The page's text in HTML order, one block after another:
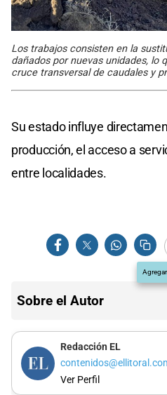
Los trabajos consisten en la
dañados por nuevas unidades, lo
cruce transversal de caudales y
Su estado influye
producción, el acceso a
entre localidades.
Sobre el Autor
Redacción EL
Ver Perfil